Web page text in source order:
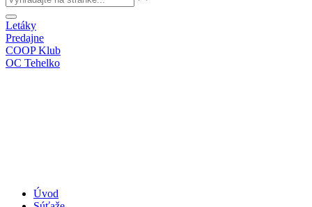
Letáky
Predajne
COOP Klub
OC Tehelko
Úvod